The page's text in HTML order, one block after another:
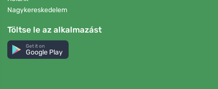
Nagykereskedelem
Töltse le az alkalmazást
Get it on
Google Play